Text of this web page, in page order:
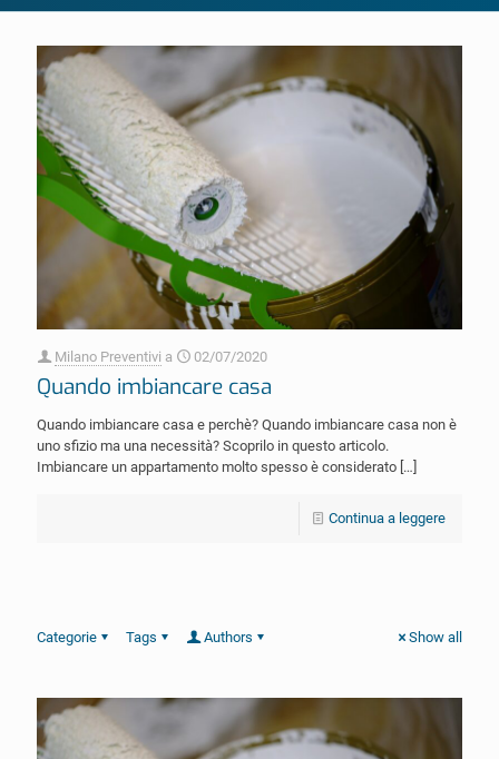
Milano Preventivi a 02/07/2020
Quando imbiancare casa
Quando imbiancare casa e perchè? Quando imbiancare casa non è
uno sfizio ma una necessità? Scoprilo in questo articolo.
Imbiancare un appartamento molto spesso è considerato […]
Continua a leggere
Categorie Tags Authors Show all